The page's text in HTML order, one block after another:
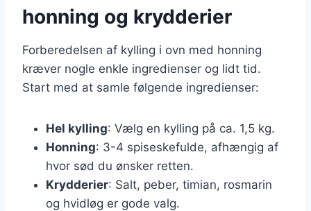
honning og krydderier
Forberedelsen af kylling i ovn med honning
kræver nogle enkle ingredienser og lidt tid.
Start med at samle følgende ingredienser:
Hel kylling: Vælg en kylling på ca. 1,5 kg.
Honning: 3-4 spiseskefulde, afhængig af
hvor sød du ønsker retten.
Krydderier: Salt, peber, timian, rosmarin
og hvidløg er gode valg.